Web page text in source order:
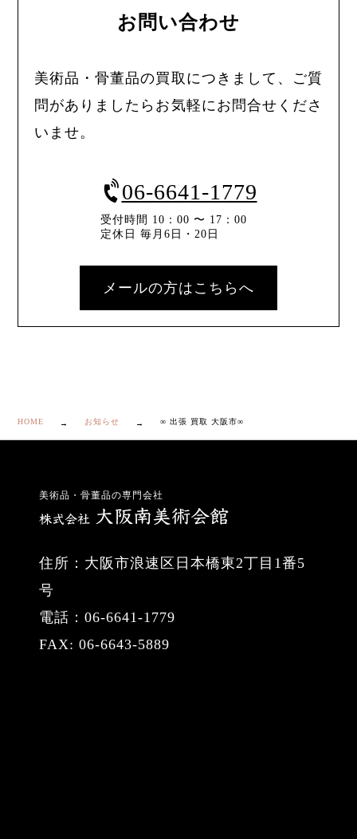
お問い合わせ
美術品・骨董品の買取につきまして、ご質
問がありましたらお気軽にお問合せくださ
いませ。
06-6641-1779
受付時間 10：00 〜 17：00
定休日 毎月6日・20日
メールの方はこちらへ
HOME お知らせ ∞ 出張 買取 大阪市∞
美術品・骨董品の専門会社
住所：大阪市浪速区日本橋東2丁目1番5
号
電話：06-6641-1779
FAX: 06-6643-5889